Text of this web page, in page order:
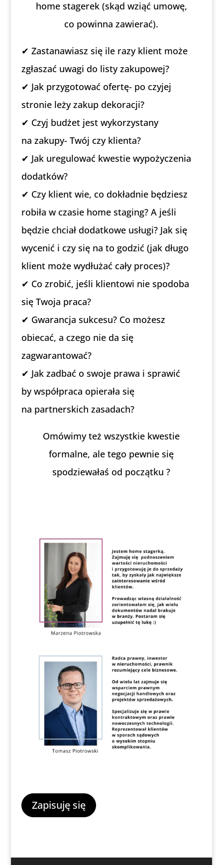
home stagerek (skąd wziąć umowę,
co powinna zawierać).
✔ Zastanawiasz się ile razy klient może
zgłaszać uwagi do listy zakupowej?
✔ Jak przygotować ofertę- po czyjej
stronie leży zakup dekoracji?
✔ Czyj budżet jest wykorzystany
na zakupy- Twój czy klienta?
✔ Jak uregulować kwestie wypożyczenia
dodatków?
✔ Czy klient wie, co dokładnie będziesz
robiła w czasie home staging? A jeśli
będzie chciał dodatkowe usługi? Jak się
wycenić i czy się na to godzić (jak długo
klient może wydłużać cały proces)?
✔ Co zrobić, jeśli klientowi nie spodoba
się Twoja praca?
✔ Gwarancja sukcesu? Co możesz
obiecać, a czego nie da się
zagwarantować?
✔ Jak zadbać o swoje prawa i sprawić
by współpraca opierała się
na partnerskich zasadach?
Omówimy też wszystkie kwestie
formalne, ale tego pewnie się
spodziewałaś od początku ?
Zapisuję się